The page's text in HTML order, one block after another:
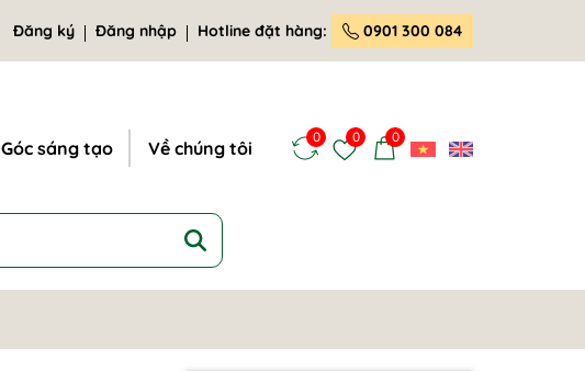
Đăng ký Đăng nhập Hotline đặt hàng: 0901 300 084
Góc sáng tạo Về chúng tôi
0 0 0